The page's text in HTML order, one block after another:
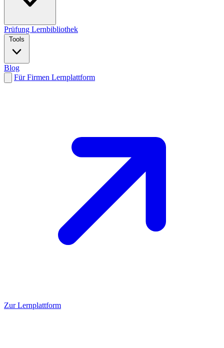
Prüfung Lernbibliothek
Blog
Für Firmen Lernplattform
Zur Lernplattform